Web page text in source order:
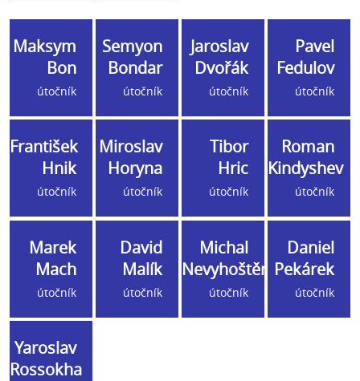
Maksym
Bon
útočník
Semyon
Bondar
útočník
Jaroslav
Dvořák
útočník
Pavel
Fedulov
útočník
František
Hnik
útočník
Miroslav
Horyna
útočník
Tibor
Hric
útočník
Roman
Kindyshev
útočník
Marek
Mach
útočník
David
Malík
útočník
Michal
Nevyhoštěný
útočník
Daniel
Pekárek
útočník
Yaroslav
Rossokha